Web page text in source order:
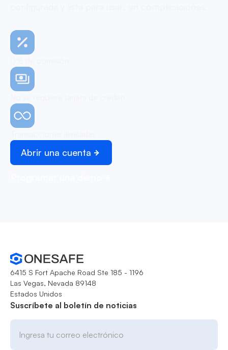
Abrir una cuenta
6415 S Fort Apache Road Ste 185 - 1196
Las Vegas, Nevada 89148
Estados Unidos
Suscríbete al boletín de noticias